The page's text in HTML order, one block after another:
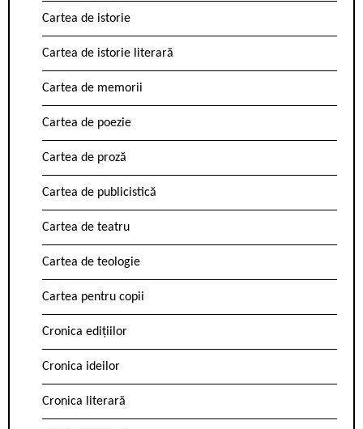
Cartea de istorie
Cartea de istorie literară
Cartea de memorii
Cartea de poezie
Cartea de proză
Cartea de publicistică
Cartea de teatru
Cartea de teologie
Cartea pentru copii
Cronica edițiilor
Cronica ideilor
Cronica literară